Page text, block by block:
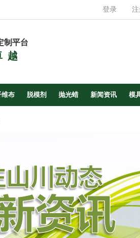
登录
制平台
越
维布 脱模剂 抛光蜡 新闻资讯 模